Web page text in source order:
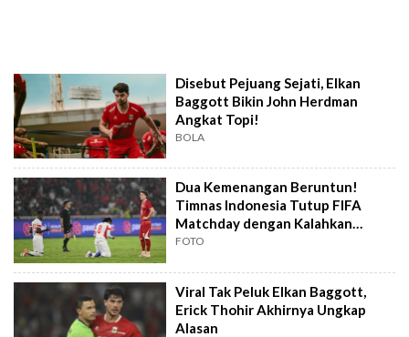
Disebut Pejuang Sejati, Elkan
Baggott Bikin John Herdman
Angkat Topi!
BOLA
Dua Kemenangan Beruntun!
Timnas Indonesia Tutup FIFA
Matchday dengan Kalahkan
Mozambik
FOTO
Viral Tak Peluk Elkan Baggott,
Erick Thohir Akhirnya Ungkap
Alasan